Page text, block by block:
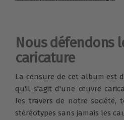
Nous défendons
caricature
La censure de cet album est
qu'il s'agit d'une œuvre
les travers de notre société,
stéréotypes sans jamais les